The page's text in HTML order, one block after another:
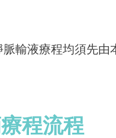
脈輸液療程均須先由
程流程